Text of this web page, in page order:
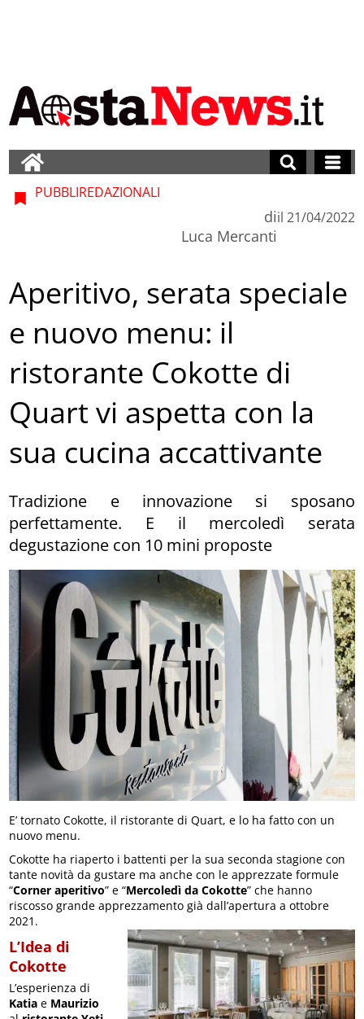
PUBBLIREDAZIONALI
di
Luca Mercanti
il 21/04/2022
Aperitivo, serata speciale
e nuovo menu: il
ristorante Cokotte di
Quart vi aspetta con la
sua cucina accattivante
Tradizione e innovazione si sposano
perfettamente. E il mercoledì serata
degustazione con 10 mini proposte
E’ tornato Cokotte, il ristorante di Quart, e lo ha fatto con un
nuovo menu.
Cokotte ha riaperto i battenti per la sua seconda stagione con
tante novità da gustare ma anche con le apprezzate formule
“Corner aperitivo” e “Mercoledì da Cokotte” che hanno
riscosso grande apprezzamento già dall’apertura a ottobre
2021.
L’Idea di
Cokotte
L’esperienza di
Katia e Maurizio